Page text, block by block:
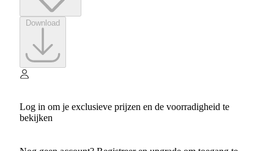
Log in om je exclusieve prijzen en de voorradigheid te
bekijken